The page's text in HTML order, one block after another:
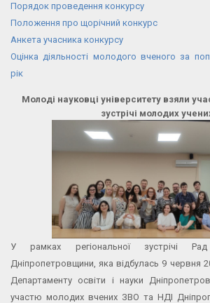
Порядок проведення конкурсу
Положення про щорічний конкурс
Анкета учасника конкурсу
Оцінка діяльності молодого вченого за
рік
Молоді науковці університету взяли
зустрічі молодих
У рамках регіональної зустрічі
Дніпропетровщини, яка відбулась 9 червня
Департаменту освіти і науки
участю молодих вчених ЗВО та НДІ